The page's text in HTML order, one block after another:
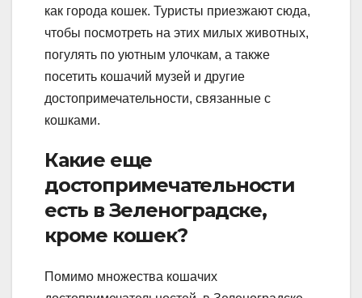
как города кошек. Туристы приезжают сюда,
чтобы посмотреть на этих милых животных,
погулять по уютным улочкам, а также
посетить кошачий музей и другие
достопримечательности, связанные с
кошками.
Какие еще
достопримечательности
есть в Зеленоградске,
кроме кошек?
Помимо множества кошачих